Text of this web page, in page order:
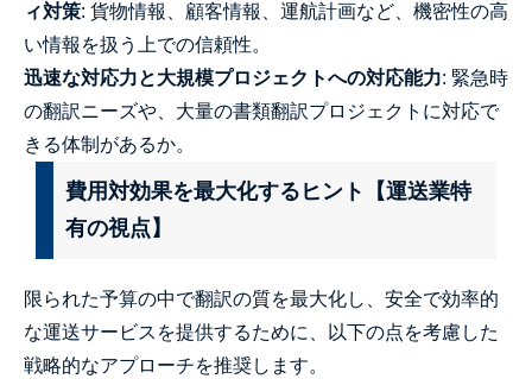
ィ対策: 貨物情報、顧客情報、運航計画など、機密性の高
い情報を扱う上での信頼性。
迅速な対応力と大規模プロジェクトへの対応能力: 緊急時
の翻訳ニーズや、大量の書類翻訳プロジェクトに対応で
きる体制があるか。
費用対効果を最大化するヒント【運送業特
有の視点】
限られた予算の中で翻訳の質を最大化し、安全で効率的
な運送サービスを提供するために、以下の点を考慮した
戦略的なアプローチを推奨します。